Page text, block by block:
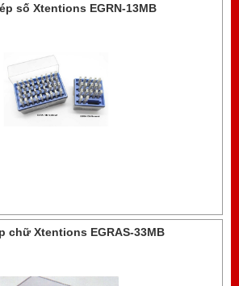
số Xtentions EGRN-13MB
chữ Xtentions EGRAS-33MB